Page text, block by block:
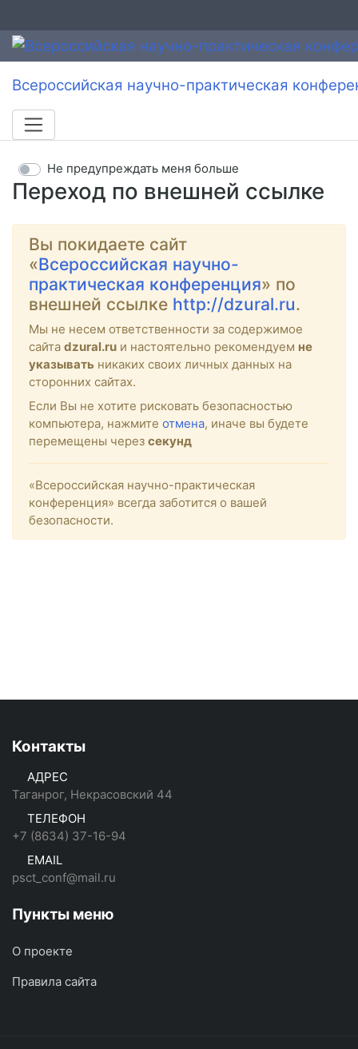
Всероссийская научно-практическая
Переход по внешней ссылке
Не предупреждать меня больше
Вы покидаете сайт
«Всероссийская научно-
практическая конференция» по
внешней ссылке http://dzural.ru.
Мы не несем ответственности за содержимое
сайта dzural.ru и настоятельно рекомендуем не
указывать никаких своих личных данных на
сторонних сайтах.
Если Вы не хотите рисковать безопасностью
компьютера, нажмите отмена, иначе вы будете
перемещены через секунд
«Всероссийская научно-практическая
конференция» всегда заботится о вашей
безопасности.
Контакты
АДРЕС
Таганрог, Некрасовский 44
ТЕЛЕФОН
+7 (8634) 37-16-94
EMAIL
psct_conf@mail.ru
Пункты меню
О проекте
Правила сайта